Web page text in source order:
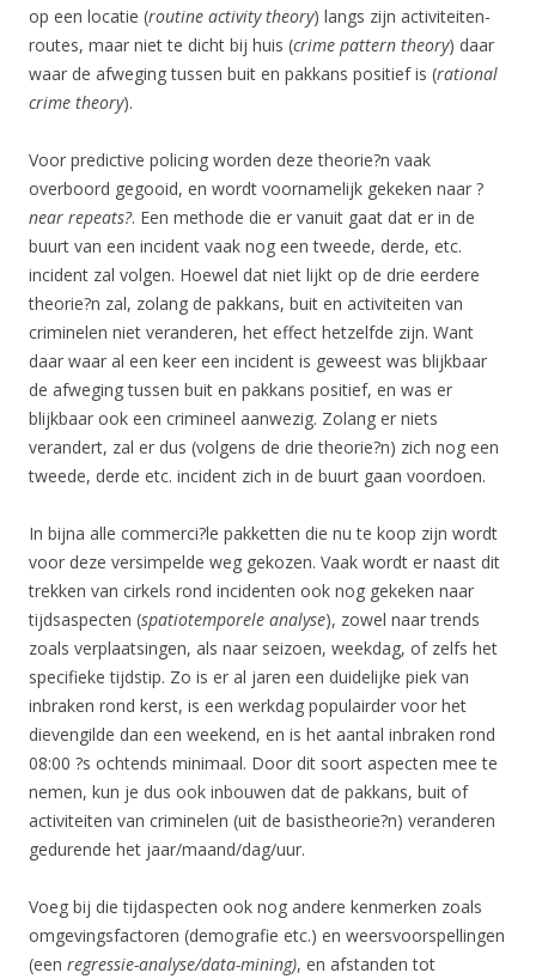
op een locatie (routine activity theory) langs zijn activiteiten-
routes, maar niet te dicht bij huis (crime pattern theory) daar
waar de afweging tussen buit en pakkans positief is (rational
crime theory).
Voor predictive policing worden deze theorie?n vaak
overboord gegooid, en wordt voornamelijk gekeken naar ?
near repeats?. Een methode die er vanuit gaat dat er in de
buurt van een incident vaak nog een tweede, derde, etc.
incident zal volgen. Hoewel dat niet lijkt op de drie eerdere
theorie?n zal, zolang de pakkans, buit en activiteiten van
criminelen niet veranderen, het effect hetzelfde zijn. Want
daar waar al een keer een incident is geweest was blijkbaar
de afweging tussen buit en pakkans positief, en was er
blijkbaar ook een crimineel aanwezig. Zolang er niets
verandert, zal er dus (volgens de drie theorie?n) zich nog een
tweede, derde etc. incident zich in de buurt gaan voordoen.
In bijna alle commerci?le pakketten die nu te koop zijn wordt
voor deze versimpelde weg gekozen. Vaak wordt er naast dit
trekken van cirkels rond incidenten ook nog gekeken naar
tijdsaspecten (spatiotemporele analyse), zowel naar trends
zoals verplaatsingen, als naar seizoen, weekdag, of zelfs het
specifieke tijdstip. Zo is er al jaren een duidelijke piek van
inbraken rond kerst, is een werkdag populairder voor het
dievengilde dan een weekend, en is het aantal inbraken rond
08:00 ?s ochtends minimaal. Door dit soort aspecten mee te
nemen, kun je dus ook inbouwen dat de pakkans, buit of
activiteiten van criminelen (uit de basistheorie?n) veranderen
gedurende het jaar/maand/dag/uur.
Voeg bij die tijdaspecten ook nog andere kenmerken zoals
omgevingsfactoren (demografie etc.) en weersvoorspellingen
(een regressie-analyse/data-mining), en afstanden tot